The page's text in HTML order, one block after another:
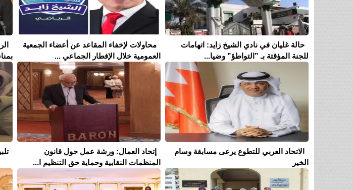
حالة غليان في نادي الشيخ زايد: اتهامات
للجنة المؤقتة بـ ”التواطؤ” وضيا...
محاولات لإخفاء المقاعد عن أعضاء الجمعية
العمومية خلال الإفطار الجماعي ...
الاتحاد العربي للتطوع يرعى مسابقة وسام
الخير
إتحاد العمال: ورشة عمل حول قانون
المنظمات النقابية وحماية حق التنظيم ا...